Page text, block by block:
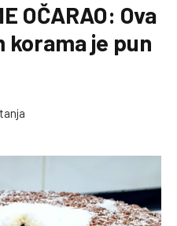
OČARAO: Ova
je pun